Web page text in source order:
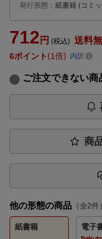
発行形態 ： 紙書籍 (コミ
712 円 (税込) 送料
6ポイント 1倍 内訳
ご注文できない商
商
他の形態の商品 （全2件）
紙書籍 電子